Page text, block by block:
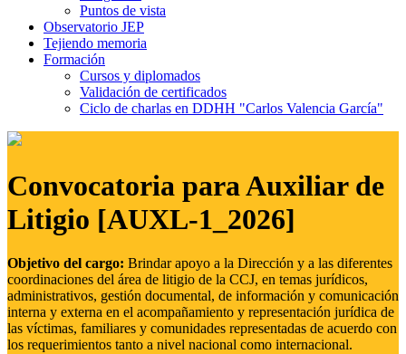
Puntos de vista
Observatorio JEP
Tejiendo memoria
Formación
Cursos y diplomados
Validación de certificados
Ciclo de charlas en DDHH "Carlos Valencia García"
Convocatoria para Auxiliar de
Litigio [AUXL-1_2026]
Objetivo del cargo: Brindar apoyo a la Dirección y a las diferentes
coordinaciones del área de litigio de la CCJ, en temas jurídicos,
administrativos, gestión documental, de información y comunicación
interna y externa en el acompañamiento y representación jurídica de
las víctimas, familiares y comunidades representadas de acuerdo con
los requerimientos tanto a nivel nacional como internacional.